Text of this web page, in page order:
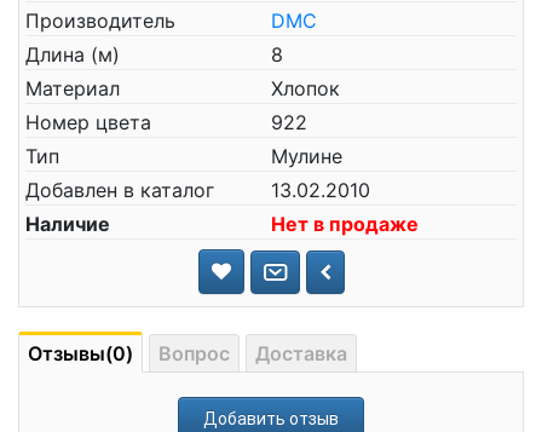
Производитель
DMC
Длина (м)
8
Материал
Хлопок
Номер цвета
922
Тип
Мулине
Добавлен в каталог
13.02.2010
Наличие
Нет в продаже
Отзывы(0) Вопрос Доставка
Добавить отзыв